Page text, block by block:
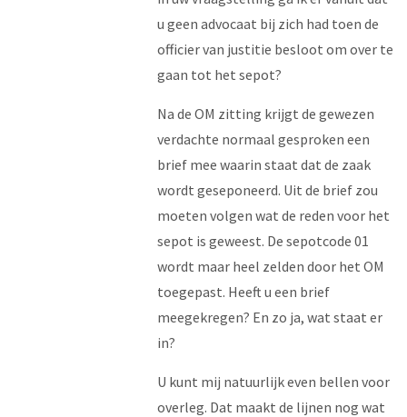
u geen advocaat bij zich had toen de
officier van justitie besloot om over te
gaan tot het sepot?
Na de OM zitting krijgt de gewezen
verdachte normaal gesproken een
brief mee waarin staat dat de zaak
wordt geseponeerd. Uit de brief zou
moeten volgen wat de reden voor het
sepot is geweest. De sepotcode 01
wordt maar heel zelden door het OM
toegepast. Heeft u een brief
meegekregen? En zo ja, wat staat er
in?
U kunt mij natuurlijk even bellen voor
overleg. Dat maakt de lijnen nog wat